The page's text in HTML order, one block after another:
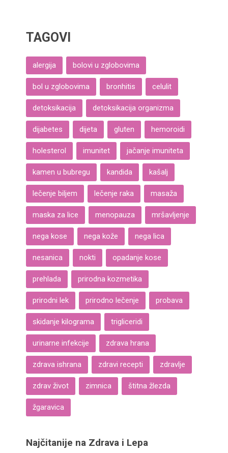
TAGOVI
alergija bolovi u zglobovima
bol u zglobovima bronhitis celulit
detoksikacija detoksikacija organizma
dijabetes dijeta gluten hemoroidi
holesterol imunitet jačanje imuniteta
kamen u bubregu kandida kašalj
lečenje biljem lečenje raka masaža
maska za lice menopauza mršavljenje
nega kose nega kože nega lica
nesanica nokti opadanje kose
prehlada prirodna kozmetika
prirodni lek prirodno lečenje probava
skidanje kilograma trigliceridi
urinarne infekcije zdrava hrana
zdrava ishrana zdravi recepti zdravlje
zdrav život zimnica štitna žlezda
žgaravica
Najčitanije na Zdrava i Lepa